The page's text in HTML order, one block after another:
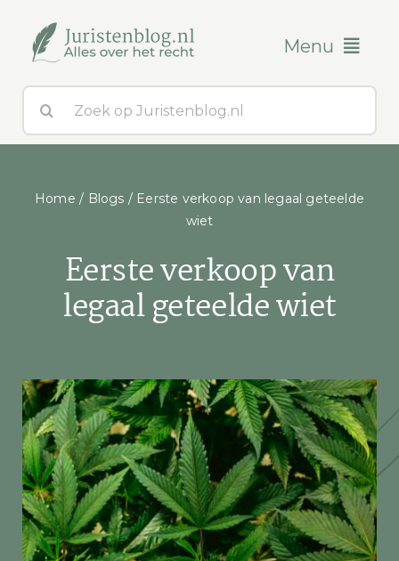
inhoud
Menu
Blogs
naar:
Home / Blogs / Eerste verkoop van legaal geteelde
wiet
Eerste verkoop van
legaal geteelde wiet